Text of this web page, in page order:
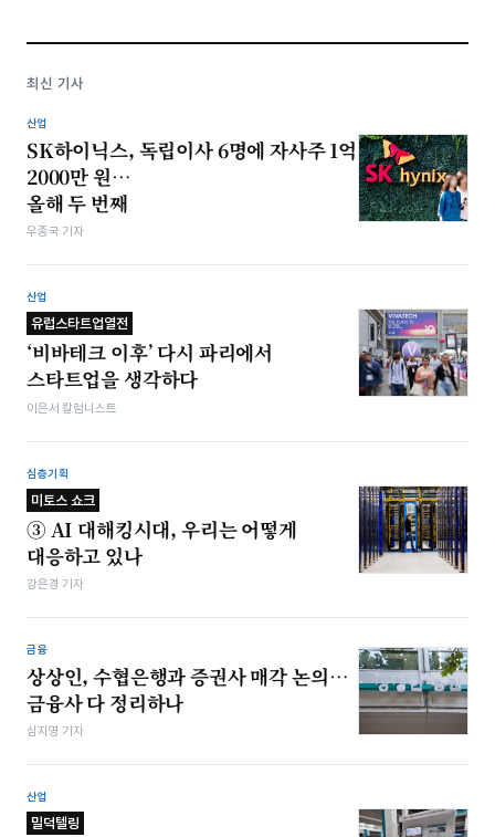
최신 기사
산업
SK하이닉스, 독립이사 6명에 자사주 1억
2000만 원…
올해 두 번째
우종국 기자
산업
유럽스타트업열전
‘비바테크 이후’ 다시 파리에서
스타트업을 생각하다
이은서 칼럼니스트
심층기획
미토스 쇼크
③ AI 대해킹시대, 우리는 어떻게
대응하고 있나
강은경 기자
금융
상상인, 수협은행과 증권사 매각 논의…
금융사 다 정리하나
심지영 기자
산업
밀덕텔링